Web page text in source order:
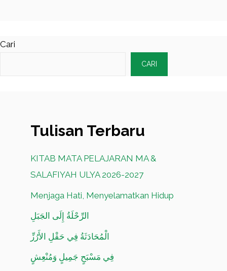
Cari
CARI
Tulisan Terbaru
KITAB MATA PELAJARAN MA &
SALAFIYAH ULYA 2026-2027
Menjaga Hati, Menyelamatkan Hidup
الرِّحْلَةُ إِلَى الجَبَلِ
الْمُحَادَثَةُ فِي حَقْلِ الأَرُزِّ
فِي مَسْبَحٍ جَمِيلٍ وَمُنْعِشٍ